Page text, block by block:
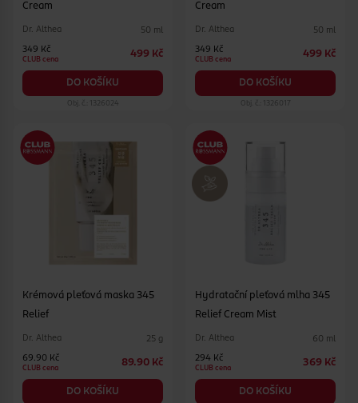
Cream
Dr. Althea 50 ml
349 Kč
CLUB cena
499 Kč
DO KOŠÍKU
Obj. č.: 1326024
Cream
Dr. Althea 50 ml
349 Kč
CLUB cena
499 Kč
DO KOŠÍKU
Obj. č.: 1326017
Krémová pleťová maska 345
Relief
Dr. Althea 25 g
69.90 Kč
CLUB cena
89.90 Kč
DO KOŠÍKU
Hydratační pleťová mlha 345
Relief Cream Mist
Dr. Althea 60 ml
294 Kč
CLUB cena
369 Kč
DO KOŠÍKU